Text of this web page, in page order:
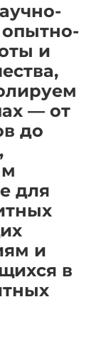
опытно-
и
— от
до
для
и
в